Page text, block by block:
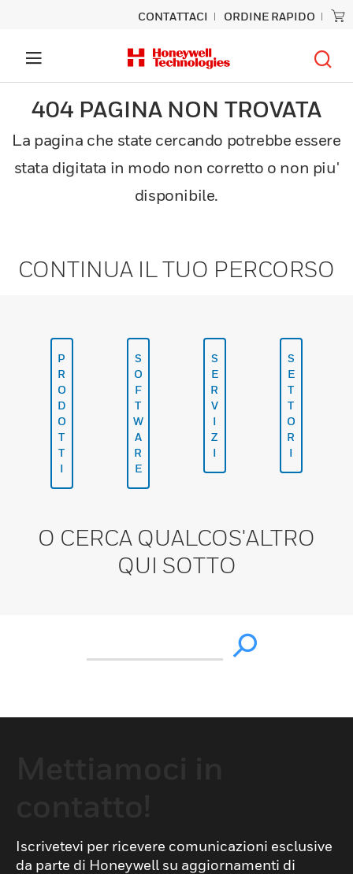
CONTATTACI ORDINE RAPIDO
404 PAGINA NON TROVATA
La pagina che state cercando potrebbe essere
stata digitata in modo non corretto o non piu'
disponibile.
CONTINUA IL TUO PERCORSO
P
R
O
D
O
T
T
I
S
O
F
T
W
A
R
E
S
E
R
V
I
Z
I
S
E
T
T
O
R
I
O CERCA QUALCOS'ALTRO
QUI SOTTO
Iscrivetevi per ricevere comunicazioni esclusive
da parte di Honeywell su aggiornamenti di